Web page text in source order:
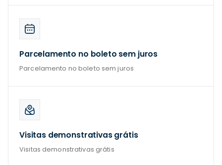
Parcelamento no boleto sem juros
Parcelamento no boleto sem juros
Visitas demonstrativas grátis
Visitas demonstrativas grátis